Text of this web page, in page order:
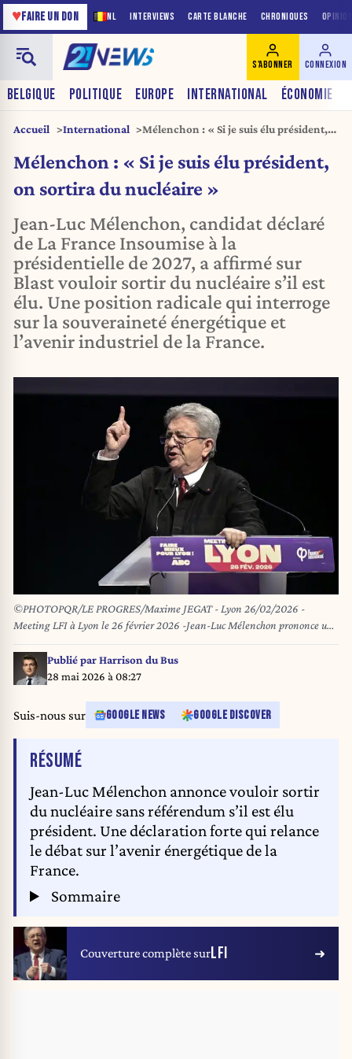
NL INTERVIEWS CARTE BLANCHE CHRONIQUES
♥FAIRE UN DON
BELGIQUE POLITIQUE EUROPE INTERNATIONAL ÉCONOMIE
S'ABONNER CONNEXION
Accueil International
Mélenchon : « Si je suis élu président,
Mélenchon : « Si je suis élu président,
on sortira du nucléaire »
Jean-Luc Mélenchon, candidat déclaré
de La France Insoumise à la
présidentielle de 2027, a affirmé sur
Blast vouloir sortir du nucléaire s’il est
élu. Une position radicale qui interroge
sur la souveraineté énergétique et
l’avenir industriel de la France.
©PHOTOPQR/LE PROGRES/Maxime JEGAT - Lyon 26/02/2026 -
Meeting LFI à Lyon le 26 février 2026 -Jean-Luc Mélenchon prononce un
discours au cours d'une réunion publique de La France Insoumise (LFI) à
la Bourse du Travail à Lyon dans le cadre de la campagne pour les
élections municipales et métropolitaines. *** Local Caption ***
Publié parHarrison du Bus
28 mai 2026 à 08:27
Suis-nous sur GOOGLE NEWS GOOGLE DISCOVER
RÉSUMÉDE L'ARTICLE
Jean-Luc Mélenchon annonce vouloir sortir
du nucléaire sans référendum s’il est élu
président. Une déclaration forte qui relance
le débat sur l’avenir énergétique de la
France.
Sommaire
Couverture complète surLFI